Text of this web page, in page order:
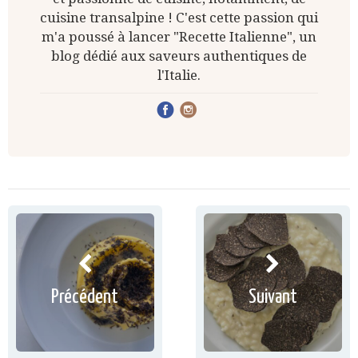
cuisine transalpine ! C'est cette passion qui
m'a poussé à lancer "Recette Italienne", un
blog dédié aux saveurs authentiques de
l'Italie.
Précédent Suivant